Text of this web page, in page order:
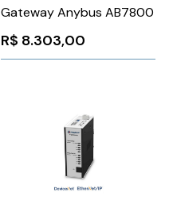
Gateway Anybus AB7800
R$ 8.303,00